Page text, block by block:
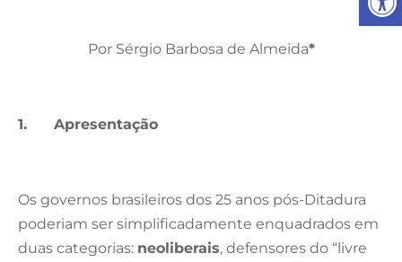
Por Sérgio Barbosa de Almeida*
1. Apresentação
Os governos brasileiros dos 25 anos pós-Ditadura
poderiam ser simplificadamente enquadrados em
duas categorias: neoliberais, defensores do “livre